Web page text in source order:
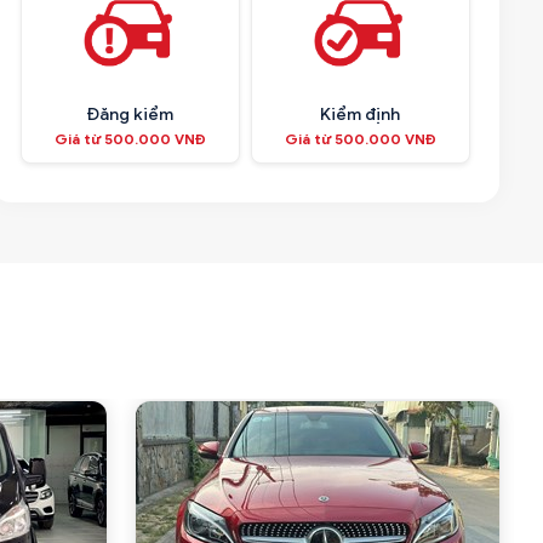
Đăng kiểm
Giá từ 500.000 VNĐ
Kiểm định
Giá từ 500.000 VNĐ